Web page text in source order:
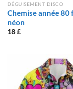
DÉGUISEMENT DISCO
Chemise année
néon
18£